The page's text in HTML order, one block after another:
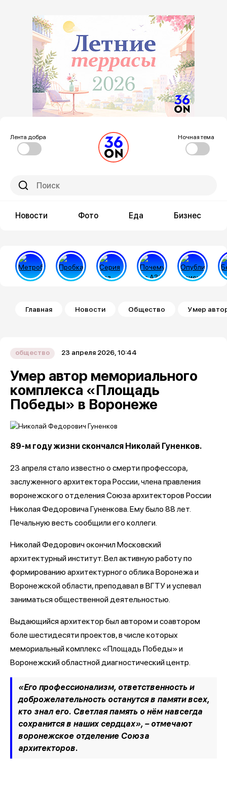
Лента добра Ночная тема
Новости Фото Еда Бизнес
Строка навигации
Главная Новости Общество Умер
общество 23 апреля 2026, 10:44
Умер автор мемориального
комплекса «Площадь
Победы» в Воронеже
89-м году жизни скончался Николай Гуненков.
23 апреля стало известно о смерти профессора,
заслуженного архитектора России, члена правления
воронежского отделения Союза архитекторов России
Николая Федоровича Гуненкова. Ему было 88 лет.
Печальную весть сообщили его коллеги.
Николай Федорович окончил Московский
архитектурный институт. Вел активную работу по
формированию архитектурного облика Воронежа и
Воронежской области, преподавал в ВГТУ и успевал
заниматься общественной деятельностью.
Выдающийся архитектор был автором и соавтором
боле шестидесяти проектов, в числе которых
мемориальный комплекс «Площадь Победы» и
Воронежский областной диагностический центр.
«Его профессионализм, ответственность и
доброжелательность останутся в памяти всех,
кто знал его. Светлая память о нём навсегда
сохранится в наших сердцах», – отмечают
воронежское отделение Союза
архитекторов.